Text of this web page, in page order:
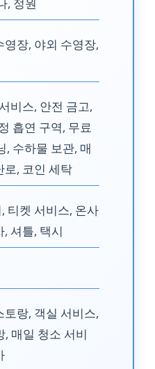
장, 야외 수영장,
비스, 안전 금고,
흡연 구역, 무료
, 수하물 보관, 매
로, 코인 세탁
티켓 서비스, 온사
셔틀, 택시
랑, 객실 서비스,
, 매일 청소 서비